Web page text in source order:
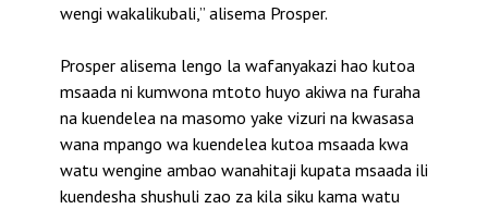
wengi wakalikubali,” alisema Prosper.
Prosper alisema lengo la wafanyakazi hao kutoa
msaada ni kumwona mtoto huyo akiwa na furaha
na kuendelea na masomo yake vizuri na kwasasa
wana mpango wa kuendelea kutoa msaada kwa
watu wengine ambao wanahitaji kupata msaada ili
kuendesha shushuli zao za kila siku kama watu